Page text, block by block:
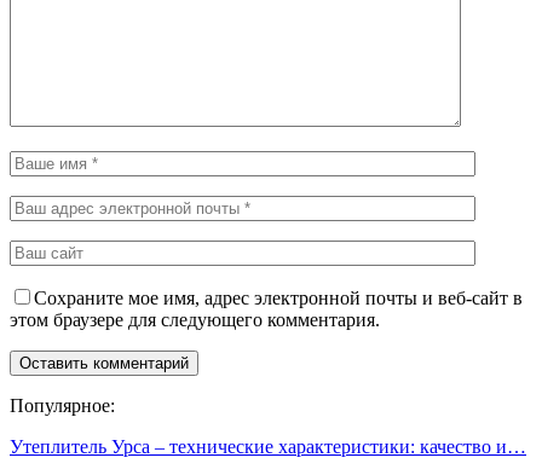
Сохраните мое имя, адрес электронной почты и веб-сайт в
этом браузере для следующего комментария.
Популярное:
Утеплитель Урса – технические характеристики: качество и…